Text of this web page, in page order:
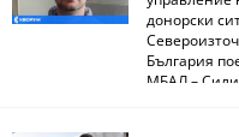
донорски
България
МБАЛ –